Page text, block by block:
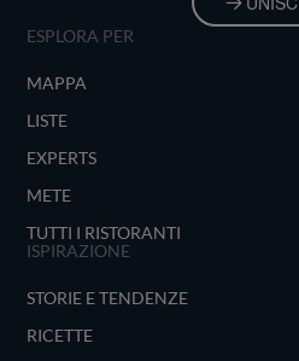
ESPLORA PER
MAPPA
LISTE
EXPERTS
METE
TUTTI I RISTORANTI
ISPIRAZIONE
STORIE E TENDENZE
RICETTE